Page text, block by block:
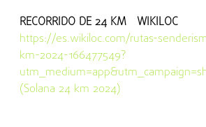
RECORRIDO DE 24 KM WIKILOC
https://es.wikiloc.com/rutas-
km-2024-166477549?
(Solana 24 km 2024)